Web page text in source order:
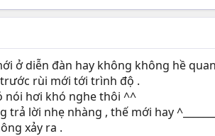
ở diễn đàn hay không không hề
rùi mới tới trình độ .
nói hơi khó nghe thôi ^^
trả lời nhẹ nhàng , thế mới hay
xảy ra .